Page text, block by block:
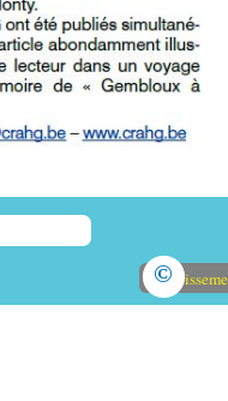
©